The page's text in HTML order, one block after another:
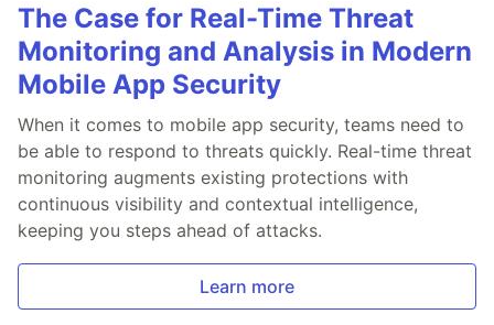
The Case for Real-Time Threat
Monitoring and Analysis in Modern
Mobile App Security
When it comes to mobile app security, teams need to
be able to respond to threats quickly. Real-time threat
monitoring augments existing protections with
continuous visibility and contextual intelligence,
keeping you steps ahead of attacks.
Learn more